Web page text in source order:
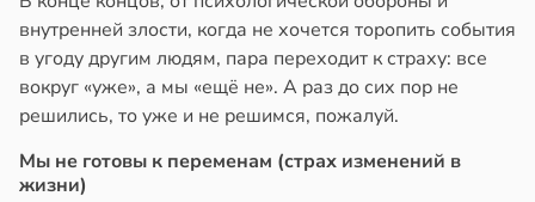
внутренней злости, когда не хочется торопить события
в угоду другим людям, пара переходит к страху: все
вокруг «уже», а мы «ещё не». А раз до сих пор не
решились, то уже и не решимся, пожалуй.
Мы не готовы к переменам (страх изменений в
жизни)